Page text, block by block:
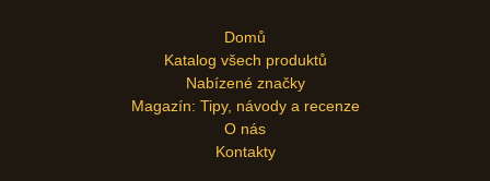
Domů
Katalog všech produktů
Nabízené značky
Magazín: Tipy, návody a recenze
O nás
Kontakty